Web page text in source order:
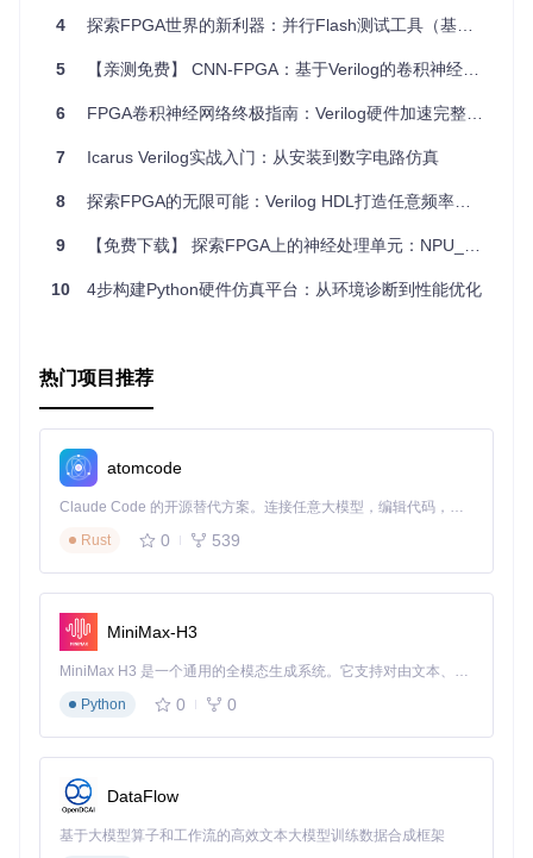
成本低廉
- 所需组件价格亲民，适合个人开发者和初创公
司进行实验。
高兼容性- 支持多种卷积块数量和权重位宽配置，可根据F
此外，项目还提供了一个演示视频，展示了在FPGA上运行的
实时数字检测效果。对于想要深入研究和实践AI硬件集成的人
来说，这是一个不可多得的学习和参考资源。
如果您正在寻找一种能够在边缘设备上实现快速、高效视觉处
区，共同探索和推动人工智能与硬件的边界！
4 探索FPGA世界的新利器：并行Flash测试工具（基于Verilog）
5 【亲测免费】 CNN-FPGA：基于Verilog的卷积神经网络加速器
6 FPGA卷积神经网络终极指南：Verilog硬件加速完整教程
7 Icarus Verilog实战入门：从安装到数字电路仿真
8 探索FPGA的无限可能：Verilog HDL打造任意频率占空比的PWM方波神器
9 【免费下载】 探索FPGA上的神经处理单元：NPU_on_FPGA
10 4步构建Python硬件仿真平台：从环境诊断到性能优化
热门项目推荐
atomcode
Claude Code 的开源替代方案。连接任意大模型，编辑代码，运行命令，自动验证 — 全自动执行。用 Rust 构建，极致性能。 ｜ An open-source alternative to Claude Code. Connect any LLM, edit code, run commands, and verify changes — autonomously. Built in Rust for speed. Get Started
Rust
0 539
MiniMax-H3
MiniMax H3 是一个通用的全模态生成系统。它支持对由文本、图像、视频和音频组成的多模态上下文进行统一理解，并能生成分辨率高达 2K、时长可达 15 秒的带原生立体声音频的视频。得益于面向任务泛化的系统设计，H3 在预训练阶段就已具备广泛的多模态上下文理解与生成能力，能够出色地执行复杂的多模态指令。
Python
0 0
DataFlow
基于大模型算子和工作流的高效文本大模型训练数据合成框架